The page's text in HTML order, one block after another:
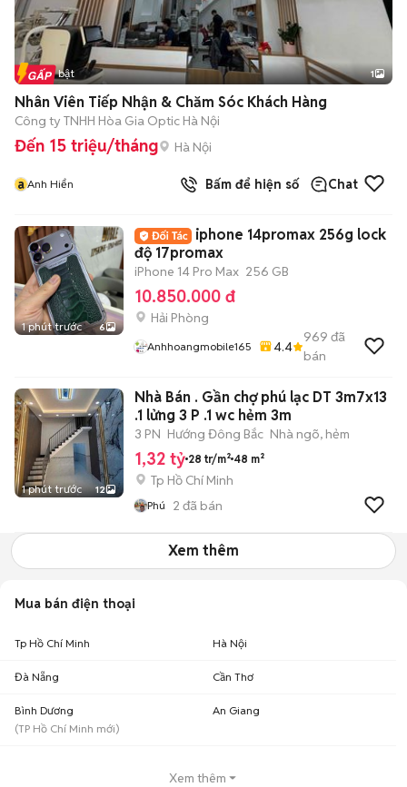
Tin nổi bật 1
Nhân Viên Tiếp Nhận & Chăm Sóc Khách Hàng
Công ty TNHH Hòa Gia Optic Hà Nội
Đến 15 triệu/tháng Hà Nội
a Anh Hiển Bấm để hiện số Chat
1 phút trước 6
iphone 14promax 256g lock
độ 17promax
iPhone 14 Pro Max 256 GB
10.850.000 đ
Hải Phòng
Anhhoangmobile165 4.4
969 đã
bán
1 phút trước 12
Nhà Bán . Gần chợ phú lạc DT 3m7x13
.1 lửng 3 P .1 wc hẻm 3m
3 PN Hướng Đông Bắc Nhà ngõ, hẻm
1,32 tỷ 28 tr/m² 48 m²
Tp Hồ Chí Minh
Phú 2 đã bán
Xem thêm
Mua bán điện thoại
Tp Hồ Chí Minh Hà Nội
Đà Nẵng Cần Thơ
Bình Dương
(TP Hồ Chí Minh mới)
An Giang
Xem thêm